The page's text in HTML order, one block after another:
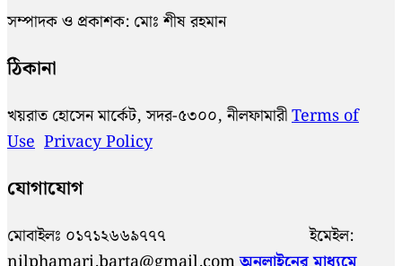
সম্পাদক ও প্রকাশক: মোঃ শীষ রহমান
ঠিকানা
খয়রাত হোসেন মার্কেট, সদর-৫৩০০, নীলফামারীTerms of
Use Privacy Policy
যোগাযোগ
মোবাইলঃ ০১৭১২৬৬৯৭৭৭ ইমেইল: